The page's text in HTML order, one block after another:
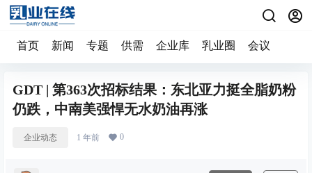
首页 新闻 专题 供需 企业库 乳业圈 会议
GDT | 第363次招标结果：东北亚力挺全脂奶粉
仍跌，中南美强悍无水奶油再涨
企业动态 1 年前 0